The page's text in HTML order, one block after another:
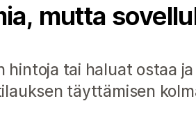
mutta
tai haluat ostaa
täyttämisen